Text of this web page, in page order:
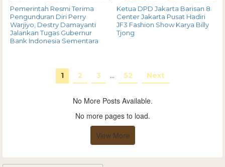
Pemerintah Resmi Terima
Pengunduran Diri Perry
Warjiyo, Destry Damayanti
Jalankan Tugas Gubernur
Bank Indonesia Sementara
Ketua DPD Jakarta Barisan 8
Center Jakarta Pusat Hadiri
JF3 Fashion Show Karya Billy
Tjong
1 2 3 … 52 Next
No More Posts Available.
No more pages to load.
View More